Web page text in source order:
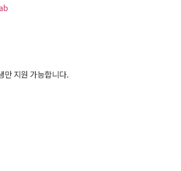
지원 가능합니다.